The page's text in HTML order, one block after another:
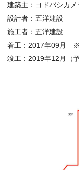
建築主：ヨドバシカメ
設計者：五洋建設
施工者：五洋建設
着工： 2017年09 月
竣工： 2019年12 月（